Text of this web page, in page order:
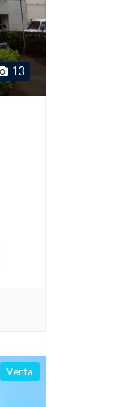
13
Venta